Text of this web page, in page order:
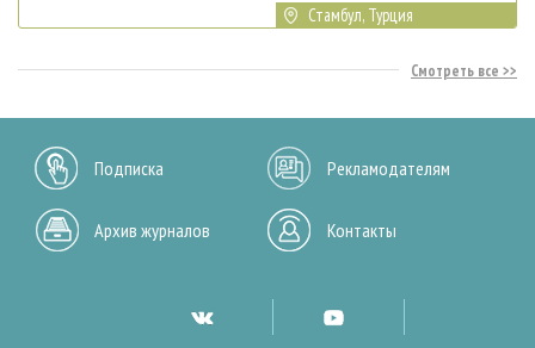
Стамбул, Турция
Смотреть все
Подписка Рекламодателям
Архив журналов Контакты